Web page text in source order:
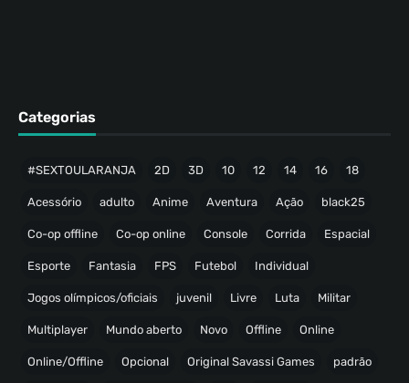
Categorias
#SEXTOULARANJA 2D 3D 10 12 14 16 18
Acessório adulto Anime Aventura Ação black25
Co-op offline Co-op online Console Corrida Espacial
Esporte Fantasia FPS Futebol Individual
Jogos olímpicos/oficiais juvenil Livre Luta Militar
Multiplayer Mundo aberto Novo Offline Online
Online/Offline Opcional Original Savassi Games padrão